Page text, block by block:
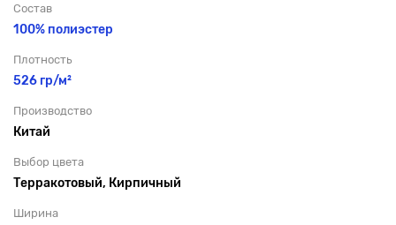
Состав
100% полиэстер
Плотность
526 гр/м²
Производство
Китай
Выбор цвета
Терракотовый, Кирпичный
Ширина